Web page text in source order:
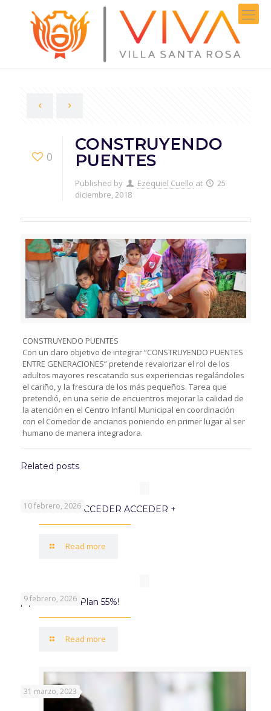
0
CONSTRUYENDO
PUENTES
Published by Ezequiel Cuello at
25
diciembre, 2018
CONSTRUYENDO PUENTES
Con un claro objetivo de integrar “CONSTRUYENDO PUENTES
ENTRE GENERACIONES” pretende revalorizar el rol de los
adultos mayores rescatando sus experiencias regalándoles
el cariño, y la frescura de los más pequeños. Tarea que
pretendió, en una serie de encuentros mejorar la calidad de
la atención en el Centro Infantil Municipal en coordinación
con el Comedor de ancianos poniendo en primer lugar al ser
humano de manera integradora.
Related posts
10 febrero, 2026
PROGRAMA ACCEDER ACCEDER +
Read more
9 febrero, 2026
¡Aprovechá el Plan 55%!
Read more
31 marzo, 2023